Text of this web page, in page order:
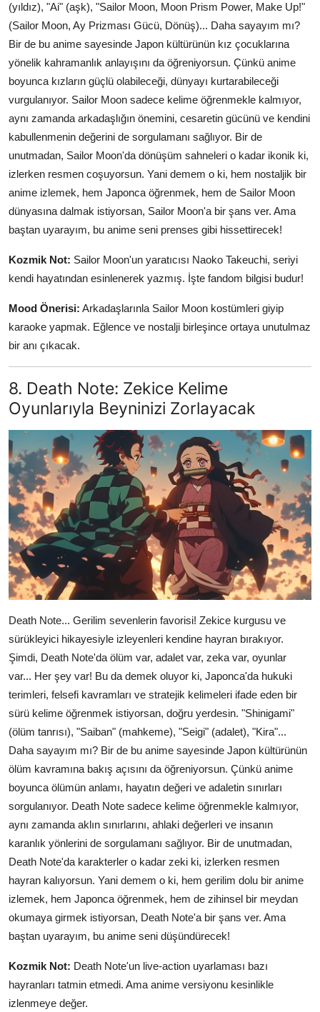
(yıldız), "Ai" (aşk), "Sailor Moon, Moon Prism Power, Make Up!"
(Sailor Moon, Ay Prizması Gücü, Dönüş)... Daha sayayım mı?
Bir de bu anime sayesinde Japon kültürünün kız çocuklarına
yönelik kahramanlık anlayışını da öğreniyorsun. Çünkü anime
boyunca kızların güçlü olabileceği, dünyayı kurtarabileceği
vurgulanıyor. Sailor Moon sadece kelime öğrenmekle kalmıyor,
aynı zamanda arkadaşlığın önemini, cesaretin gücünü ve kendini
kabullenmenin değerini de sorgulamanı sağlıyor. Bir de
unutmadan, Sailor Moon'da dönüşüm sahneleri o kadar ikonik ki,
izlerken resmen coşuyorsun. Yani demem o ki, hem nostaljik bir
anime izlemek, hem Japonca öğrenmek, hem de Sailor Moon
dünyasına dalmak istiyorsan, Sailor Moon'a bir şans ver. Ama
baştan uyarayım, bu anime seni prenses gibi hissettirecek!
Kozmik Not: Sailor Moon'un yaratıcısı Naoko Takeuchi, seriyi
kendi hayatından esinlenerek yazmış. İşte fandom bilgisi budur!
Mood Önerisi: Arkadaşlarınla Sailor Moon kostümleri giyip
karaoke yapmak. Eğlence ve nostalji birleşince ortaya unutulmaz
bir anı çıkacak.
8. Death Note: Zekice Kelime
Oyunlarıyla Beyninizi Zorlayacak
Death Note... Gerilim sevenlerin favorisi! Zekice kurgusu ve
sürükleyici hikayesiyle izleyenleri kendine hayran bırakıyor.
Şimdi, Death Note'da ölüm var, adalet var, zeka var, oyunlar
var... Her şey var! Bu da demek oluyor ki, Japonca'da hukuki
terimleri, felsefi kavramları ve stratejik kelimeleri ifade eden bir
sürü kelime öğrenmek istiyorsan, doğru yerdesin. "Shinigami"
(ölüm tanrısı), "Saiban" (mahkeme), "Seigi" (adalet), "Kira"...
Daha sayayım mı? Bir de bu anime sayesinde Japon kültürünün
ölüm kavramına bakış açısını da öğreniyorsun. Çünkü anime
boyunca ölümün anlamı, hayatın değeri ve adaletin sınırları
sorgulanıyor. Death Note sadece kelime öğrenmekle kalmıyor,
aynı zamanda aklın sınırlarını, ahlaki değerleri ve insanın
karanlık yönlerini de sorgulamanı sağlıyor. Bir de unutmadan,
Death Note'da karakterler o kadar zeki ki, izlerken resmen
hayran kalıyorsun. Yani demem o ki, hem gerilim dolu bir anime
izlemek, hem Japonca öğrenmek, hem de zihinsel bir meydan
okumaya girmek istiyorsan, Death Note'a bir şans ver. Ama
baştan uyarayım, bu anime seni düşündürecek!
Kozmik Not: Death Note'un live-action uyarlaması bazı
hayranları tatmin etmedi. Ama anime versiyonu kesinlikle
izlenmeye değer.